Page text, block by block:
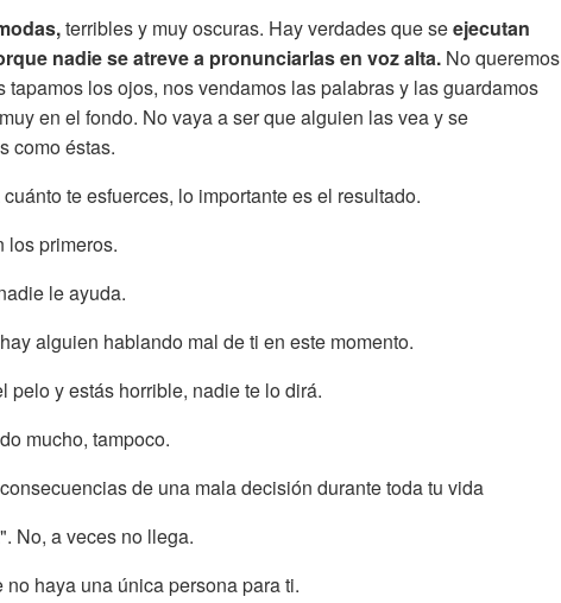
terribles y muy oscuras. Hay verdades que seejecutan
nadie se atreve a pronunciarlas en voz alta. No queremos
tapamos los ojos, nos vendamos las palabras y las guardamos
en el fondo. No vaya a ser que alguien las vea y se
como éstas.
te esfuerces, lo importante es el resultado.
los primeros.
le ayuda.
alguien hablando mal de ti en este momento.
pelo y estás horrible, nadie te lo dirá.
mucho, tampoco.
de una mala decisión durante toda tu vida
No, a veces no llega.
haya una única persona para ti.